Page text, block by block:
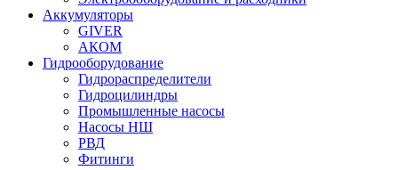
Аккумуляторы
GIVER
АКОМ
Гидрооборудование
Гидрораспределители
Гидроцилиндры
Промышленные насосы
Насосы НШ
РВД
Фитинги